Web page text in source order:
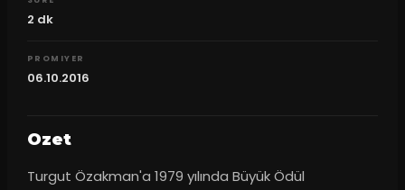
2 dk
PROMIYER
06.10.2016
Ozet
Turgut Özakman'a 1979 yılında Büyük Ödül